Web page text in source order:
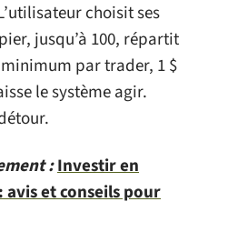
choisit ses
jusqu’à 100, répartit
par trader, 1 $
le système agir.
:Investir en
et conseils pour